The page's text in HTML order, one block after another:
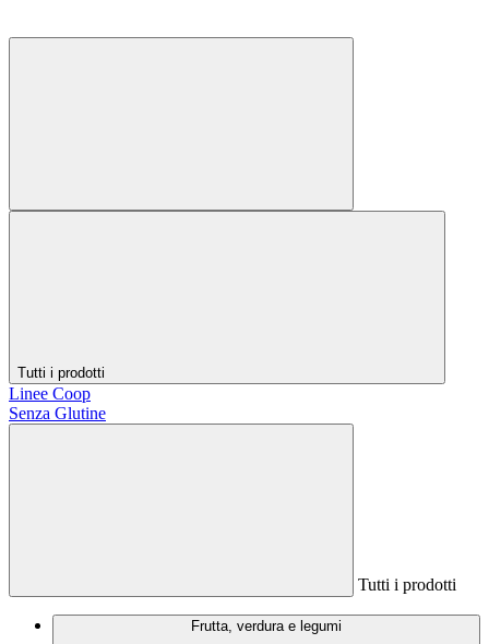
Tutti i prodotti
Linee Coop
Senza Glutine
Tutti i prodotti
Frutta, verdura e legumi